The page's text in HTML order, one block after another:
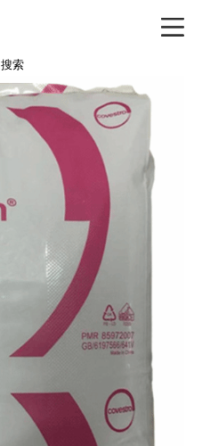
搜索